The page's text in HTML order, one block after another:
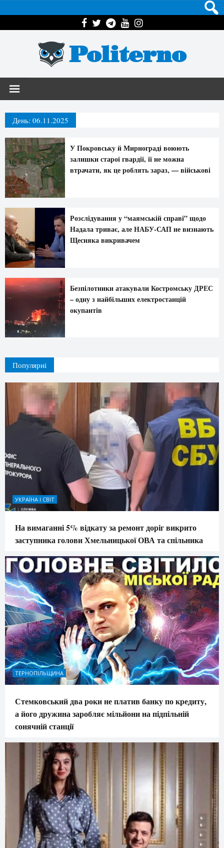
Politerno
День: 06.11.2025
У Покровську й Мирнограді воюють
залишки старої гвардії, її не можна
втрачати, як це роблять зараз, — військові
Розслідування у “маямській справі” щодо
Надала триває, але НАБУ-САП не визнають
Щесняка викривачем
Безпілотники атакували Костромську ДРЕС
– одну з найбільших електростанцій
окупантів
Популярні
УКРАЇНА І СВІТ
На вимаганні 5% відкату за ремонт доріг викрито
заступника голови Хмельницької ОВА та спільника
ТЕРНОПІЛЬЩИНА
Стемковський два роки не платив банку по кредиту,
а його дружина заробляє мільйони на підпільній
сонячній станції